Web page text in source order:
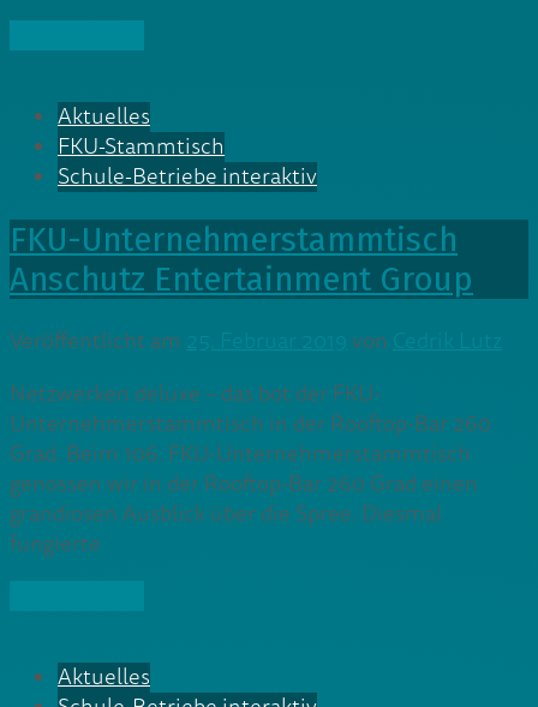
Aktuelles
FKU-Stammtisch
Schule-Betriebe interaktiv
FKU-Unternehmerstammtisch
Anschutz Entertainment Group
Veröffentlicht am 25. Februar 2019 von
Cedrik Lutz
Netzwerken deluxe – das bot der FKU-
Unternehmerstammtisch in der Rooftop-Bar 260
Grad. Beim 106. FKU-Unternehmerstammtisch
genossen wir in der Rooftop-Bar 260 Grad einen
grandiosen Ausblick über die Spree. Diesmal
fungierte
Aktuelles